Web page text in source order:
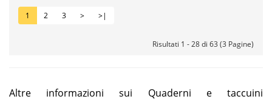
1 2 3 > >|
Risultati 1 - 28 di 63 (3 Pagine)
Altre informazioni sui Quaderni e taccuini